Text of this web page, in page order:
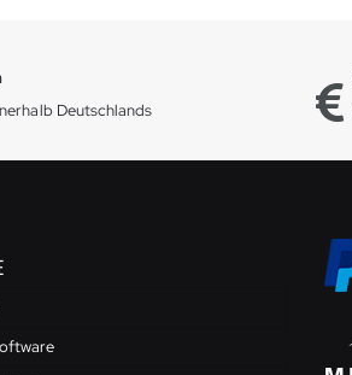
Deutschlands